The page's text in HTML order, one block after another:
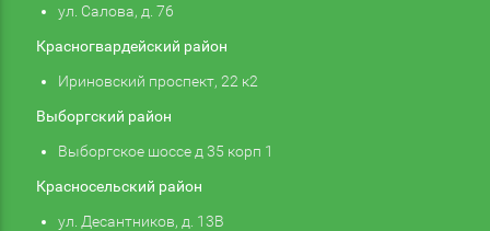
ул. Салова, д. 76
Красногвардейский район
Ириновский проспект, 22 к2
Выборгский район
Выборгское шоссе д 35 корп 1
Красносельский район
ул. Десантников, д. 13В